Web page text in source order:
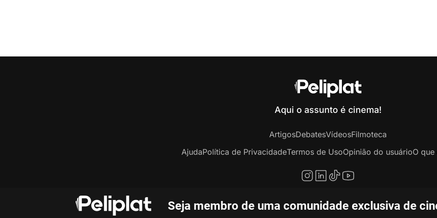
Seja membro de uma comunidade exclusiva de
Aqui o assunto é cinema!
ArtigosDebatesVídeosFilmoteca
AjudaPolítica de PrivacidadeTermos de UsoOpinião do usuárioO que